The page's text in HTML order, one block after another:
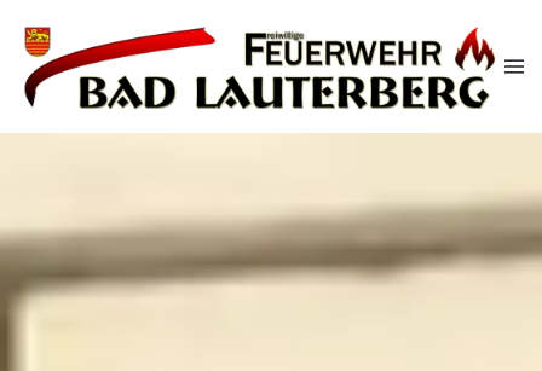
Zum Hauptinhalt springen